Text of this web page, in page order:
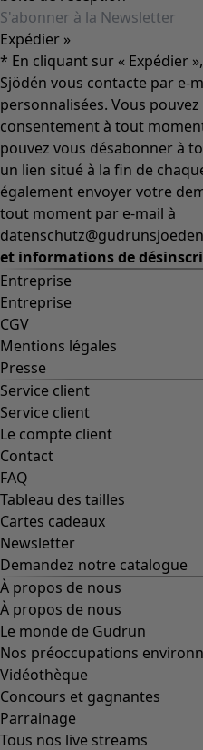
Expédier »
* En cliquant sur « Expédier
Sjödén vous contacte par e-
personnalisées. Vous
consentement à tout
pouvez vous désabonner à
un lien situé à la fin de
également envoyer votre
tout moment par e-mail à
et informations de
Entreprise
Entreprise
CGV
Mentions légales
Presse
Service client
Service client
Le compte client
Contact
FAQ
Tableau des tailles
Cartes cadeaux
Newsletter
Demandez notre catalogue
À propos de nous
À propos de nous
Le monde de Gudrun
Nos préoccupations
Vidéothèque
Concours et gagnantes
Parrainage
Tous nos live streams